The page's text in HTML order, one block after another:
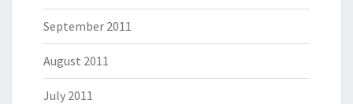
September 2011
August 2011
July 2011